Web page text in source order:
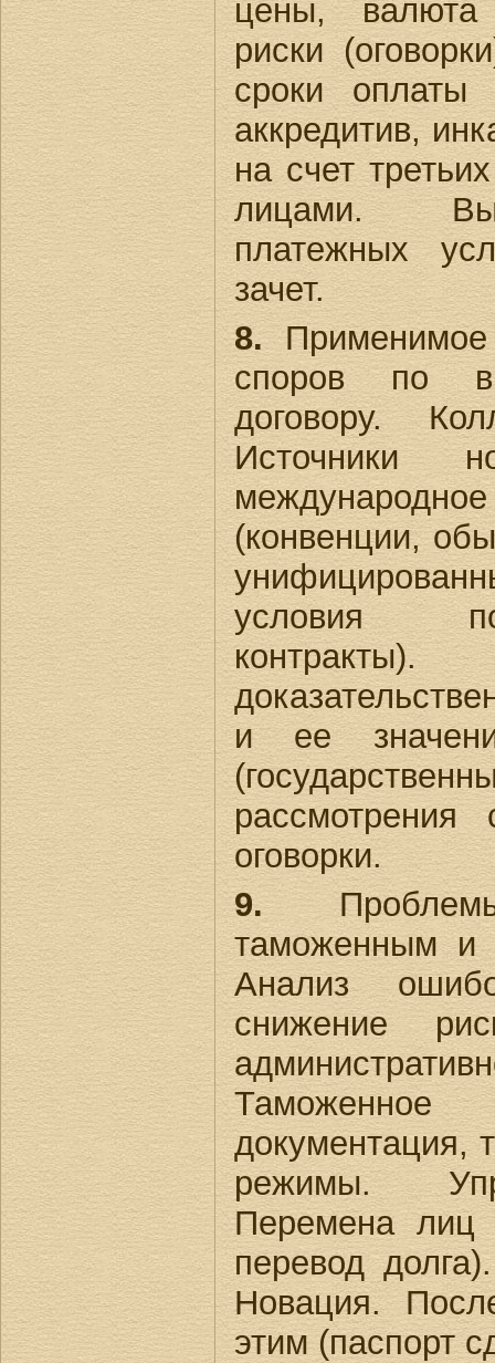
цены,
риски
сроки оплаты
аккредитив,
на счет
лицами.
платежных
зачет.
8.Применимое
споров по
договору.
Источники
(конвенции,
условия
и ее
рассмотрения
оговорки.
9.
таможенным и
Анализ
снижение
документация,
режимы.
Перемена лиц
перевод
Новация.
этим (паспорт